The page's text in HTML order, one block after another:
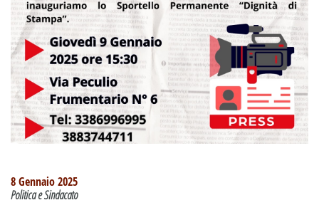
8 Gennaio 2025
Politica e Sindacato